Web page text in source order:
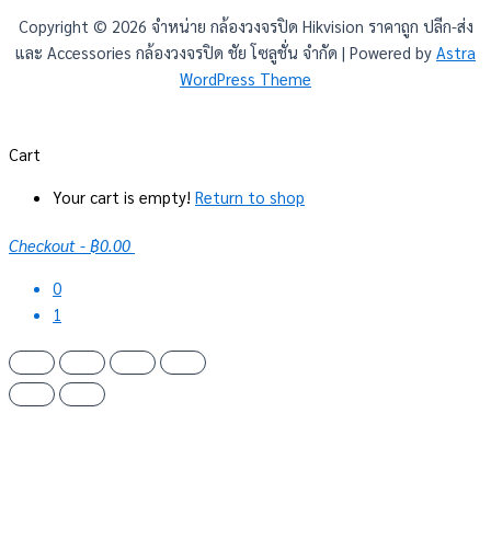
Copyright © 2026 จำหน่าย กล้องวงจรปิด Hikvision ราคาถูก ปลีก-ส่ง
และ Accessories กล้องวงจรปิด ชัย โซลูชั่น จำกัด | Powered by Astra
WordPress Theme
Cart
Your cart is empty! Return to shop
Checkout - ฿0.00
0
1